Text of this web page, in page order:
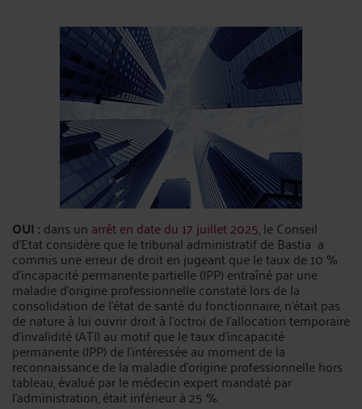
OUI : dans un arrêt en date du 17 juillet 2025, le Conseil
d’Etat considère que le tribunal administratif de Bastia a
commis une erreur de droit en jugeant que le taux de 10 %
d'incapacité permanente partielle (IPP) entraîné par une
maladie d’origine professionnelle constaté lors de la
consolidation de l’état de santé du fonctionnaire, n'était pas
de nature à lui ouvrir droit à l'octroi de l'allocation temporaire
d'invalidité (ATI) au motif que le taux d'incapacité
permanente (IPP) de l'intéressée au moment de la
reconnaissance de la maladie d’origine professionnelle hors
tableau, évalué par le médecin expert mandaté par
l’administration, était inférieur à 25 %.